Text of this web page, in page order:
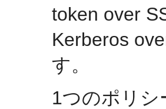
token over
Kerberos
す。
1つのポリシ